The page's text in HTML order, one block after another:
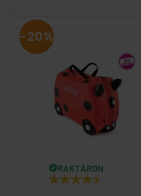
-20%
RAKTÁRON